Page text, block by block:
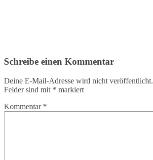
Schreibe einen Kommentar
Deine E-Mail-Adresse wird nicht veröffentlicht.
Felder sind mit * markiert
Kommentar *